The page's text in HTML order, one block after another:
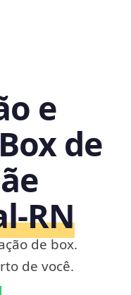
e
de
de box.
de você.